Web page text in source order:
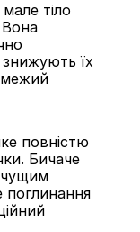
тіло
Вона
знижують їх
повністю
Бичаче